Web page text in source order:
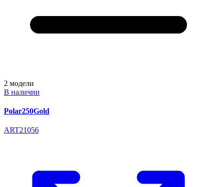
2 модели
В наличии
Polar250Gold
ART21056